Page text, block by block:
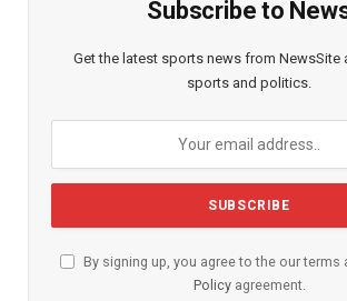
Subscribe to
Get the latest sports news from NewsSite
sports and politics.
By signing up, you agree to the our terms
Policyagreement.